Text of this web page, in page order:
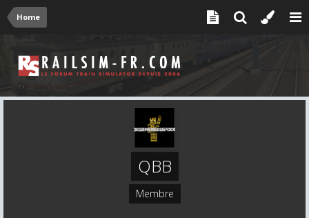
Home
QBB
Membre